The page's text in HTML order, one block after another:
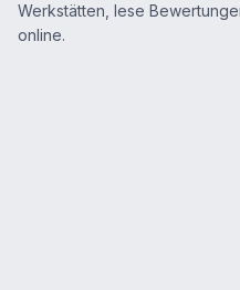
Werkstätten, lese
online.